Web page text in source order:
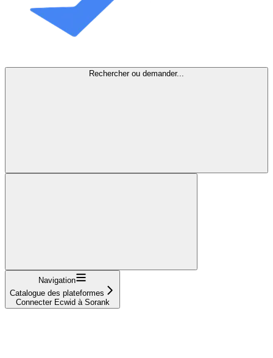
Rechercher ou demander...
Navigation
Catalogue des plateformes
Connecter Ecwid à Sorank